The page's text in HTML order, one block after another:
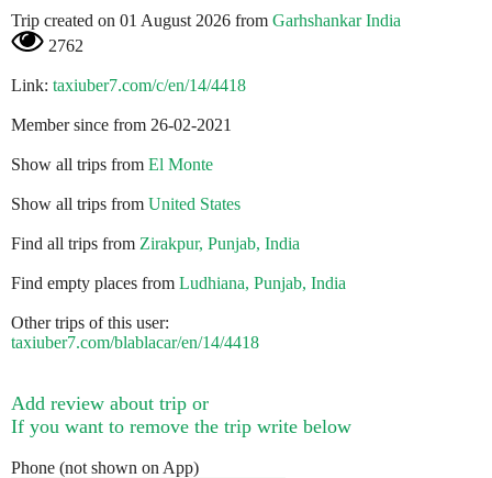
Trip created on 01 August 2026 from Garhshankar India
2762
Link: taxiuber7.com/c/en/14/4418
Member since from 26-02-2021
Show all trips from El Monte
Show all trips from United States
Find all trips from Zirakpur, Punjab, India
Find empty places from Ludhiana, Punjab, India
Other trips of this user:
taxiuber7.com/blablacar/en/14/4418
Add review about trip or
If you want to remove the trip write below
Phone (not shown on App)